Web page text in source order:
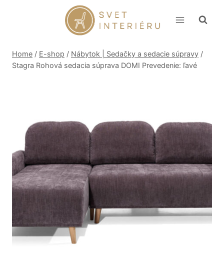
Home / E-shop / Nábytok | Sedačky a sedacie súpravy /
Stagra Rohová sedacia súprava DOMI Prevedenie: ľavé